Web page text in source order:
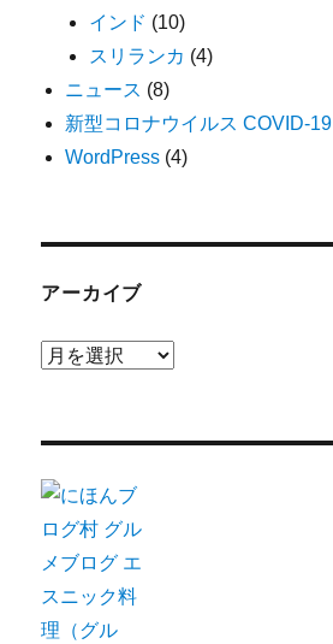
インド (10)
スリランカ (4)
ニュース (8)
新型コロナウイルス COVID-19
WordPress (4)
アーカイブ
ア
ブ